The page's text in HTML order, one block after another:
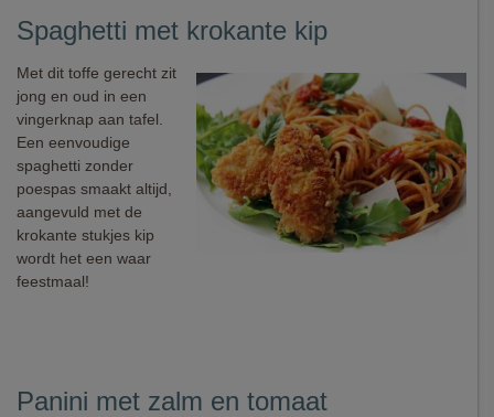
Spaghetti met krokante kip
Met dit toffe gerecht zit
jong en oud in een
vingerknap aan tafel.
Een eenvoudige
spaghetti zonder
poespas smaakt altijd,
aangevuld met de
krokante stukjes kip
wordt het een waar
feestmaal!
Panini met zalm en tomaat